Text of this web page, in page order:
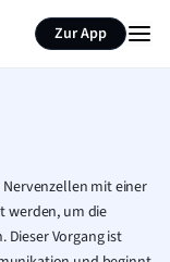
Zur App
Nervenzellen mit einer
werden, um die
Dieser Vorgang ist